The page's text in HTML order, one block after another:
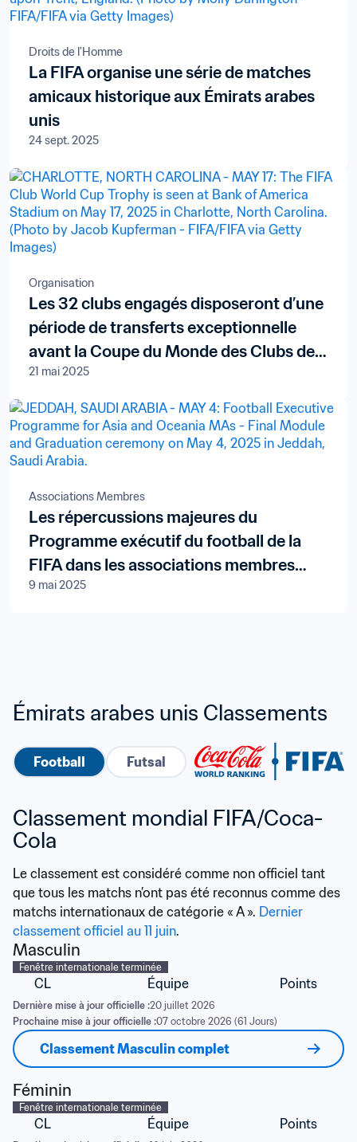
Droits de l'Homme
La FIFA organise une série de matches
amicaux historique aux Émirats arabes
unis
24 sept. 2025
Organisation
Les 32 clubs engagés disposeront d’une
période de transferts exceptionnelle
avant la Coupe du Monde des Clubs de
la FIFA™
21 mai 2025
Associations Membres
Les répercussions majeures du
Programme exécutif du football de la
FIFA dans les associations membres
d’Asie et d’Océanie
9 mai 2025
Émirats arabes unis Classements
Football Futsal
Classement mondial FIFA/Coca-
Cola
Le classement est considéré comme non officiel tant
que tous les matchs n’ont pas été reconnus comme des
matchs internationaux de catégorie « A ». Dernier
classement officiel au 11 juin.
Masculin
Fenêtre internationale terminée
CL Équipe Points
Dernière mise à jour officielle :20 juillet 2026
Prochaine mise à jour officielle :07 octobre 2026 (61 Jours)
Classement Masculin complet
Féminin
Fenêtre internationale terminée
CL Équipe Points